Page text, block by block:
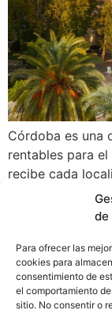
de
Para ofrecer las
cookies para
consentimiento de
el comportamiento
sitio. No consentir o
Córdoba es una
rentables para
recibe cada
paneles solares